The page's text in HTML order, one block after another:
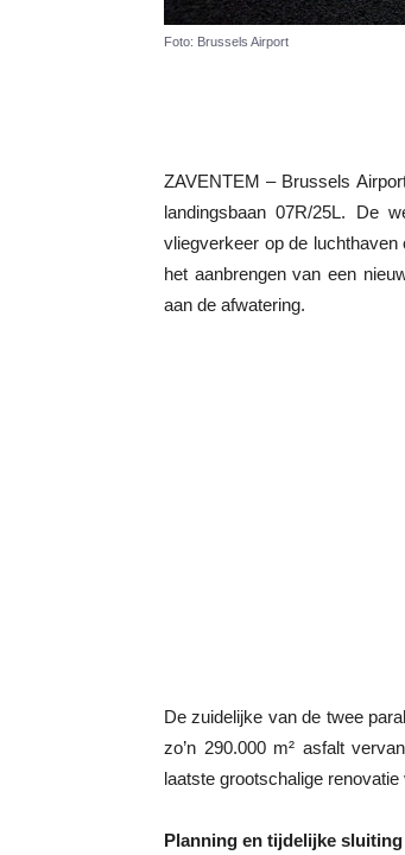
Foto: Brussels Airport
ZAVENTEM – Brussels
landingsbaan 07R/25L. De
vliegverkeer op de
het aanbrengen van een
aan de afwatering.
De zuidelijke van de twee
zo’n 290.000 m² asfalt
laatste grootschalige
Planning en tijdelijke